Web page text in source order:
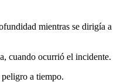
mientras se dirigía a
cuando ocurrió el incidente.
a tiempo.